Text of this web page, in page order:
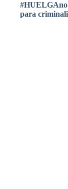
#HUELGAno
para